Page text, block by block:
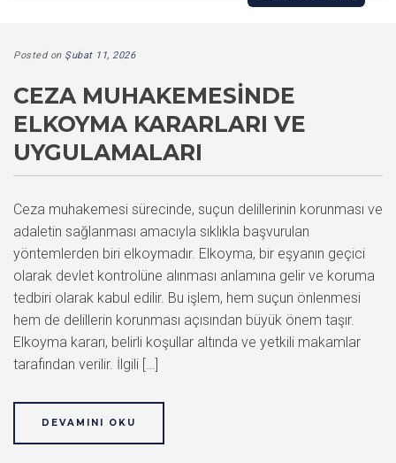
Posted on Şubat 11, 2026
CEZA MUHAKEMESINDE
ELKOYMA KARARLARI VE
UYGULAMALARI
Ceza muhakemesi sürecinde, suçun delillerinin korunması ve
adaletin sağlanması amacıyla sıklıkla başvurulan
yöntemlerden biri elkoymadır. Elkoyma, bir eşyanın geçici
olarak devlet kontrolüne alınması anlamına gelir ve koruma
tedbiri olarak kabul edilir. Bu işlem, hem suçun önlenmesi
hem de delillerin korunması açısından büyük önem taşır.
Elkoyma kararı, belirli koşullar altında ve yetkili makamlar
tarafından verilir. İlgili […]
DEVAMINI OKU